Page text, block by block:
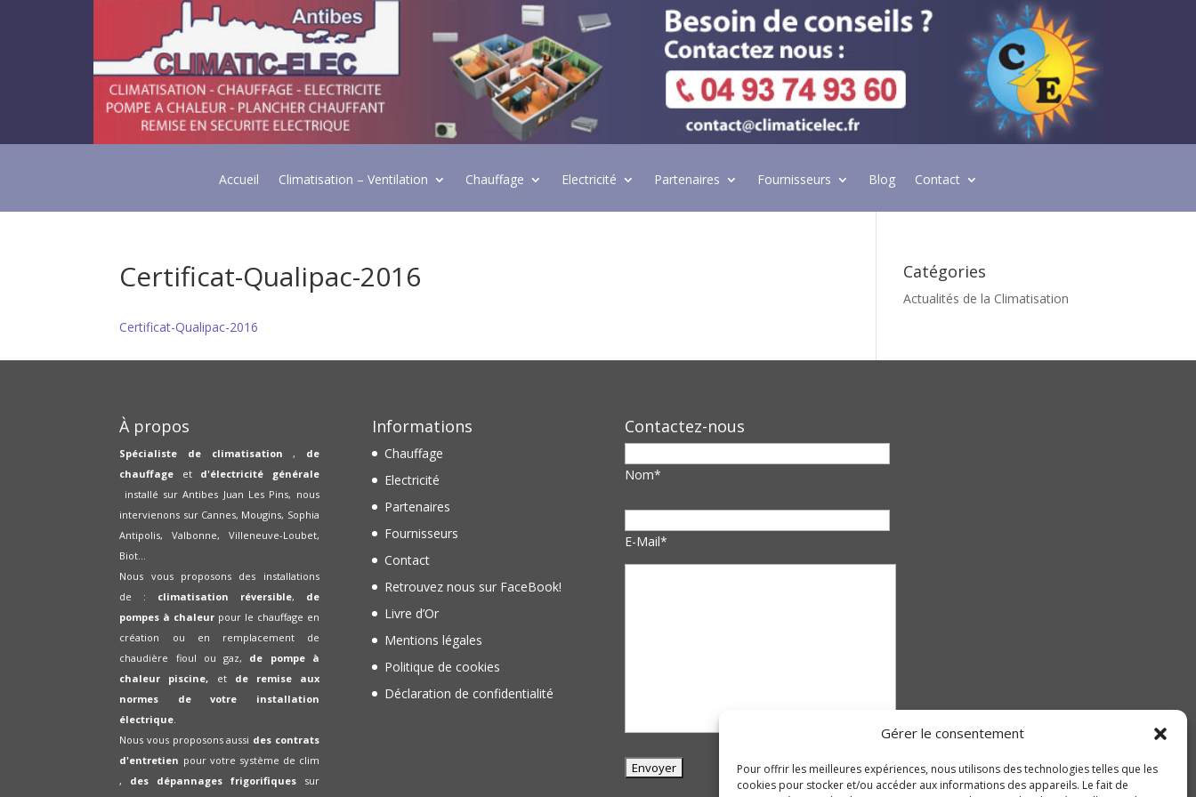
Gérer le consentement
Pour offrir les meilleures expériences, nous utilisons des technologies telles que les
cookies pour stocker et/ou accéder aux informations des appareils. Le fait de
Accueil Climatisation – Ventilation Chauffage Electricité Partenaires Fournisseurs Blog Contact
Certificat-Qualipac-2016
Certificat-Qualipac-2016
Catégories
Actualités de la Climatisation
À propos
Spécialiste de climatisation , de
chauffage et d'électricité générale
installé sur Antibes Juan Les Pins, nous
intervienons sur Cannes, Mougins, Sophia
Antipolis, Valbonne, Villeneuve-Loubet,
Biot...
Nous vous proposons des installations
de : climatisation réversible, de
pompes à chaleur pour le chauffage en
création ou en remplacement de
chaudière fioul ou gaz, de pompe à
chaleur piscine, etde remise aux
normes de votre installation
électrique
Nous vous proposons aussi des contrats
d'entretien pour votre système de clim
, des dépannages frigorifiquessur
Informations
Chauffage
Electricité
Partenaires
Fournisseurs
Contact
Retrouvez nous sur FaceBook!
Livre d’Or
Mentions légales
Politique de cookies
Déclaration de confidentialité
Contactez-nous
Nom*
E-Mail*